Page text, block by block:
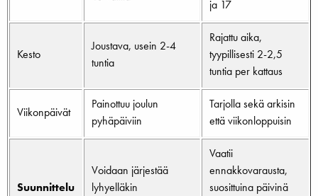
ja 17
Kesto
Joustava, usein 2-4
tuntia
Rajattu aika,
tyypillisesti 2-2,5
tuntia per kattaus
Viikonpäivät
Painottuu joulun
pyhäpäiviin
Tarjolla sekä arkisin
että viikonloppuisin
Suunnittelu
Voidaan järjestää
lyhyelläkin
Vaatii
ennakkovarausta,
suosittuina päivinä